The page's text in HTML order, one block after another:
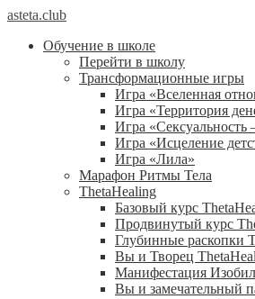
asteta.club
Обучение в школе
Перейти в школу
Трансформационные игры
Игра «Вселенная
Игра «Территория
Игра
Игра «Исцеление
Игра «Лила»
Марафон Ритмы Тела
ThetaHealing
Базовый курс
Продвинутый курс
Глубинные раскопки
Вы и Творец
Манифестация
Вы и замечательный